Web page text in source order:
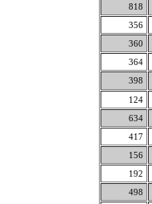
818
356
360
364
398
124
634
417
156
192
498